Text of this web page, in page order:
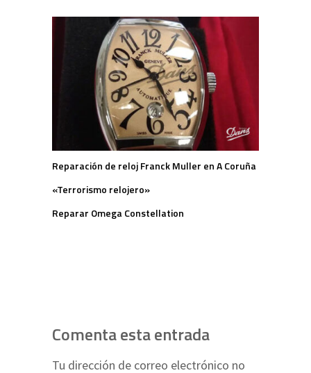
Reparación de reloj Franck Muller en A Coruña
«Terrorismo relojero»
Reparar Omega Constellation
Comenta esta entrada
Tu dirección de correo electrónico no